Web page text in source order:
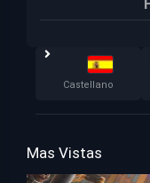
Castellano
Mas Vistas